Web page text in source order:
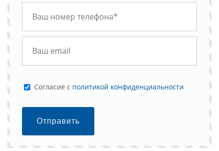
Cогласие с политикой конфиденциальности
Отправить